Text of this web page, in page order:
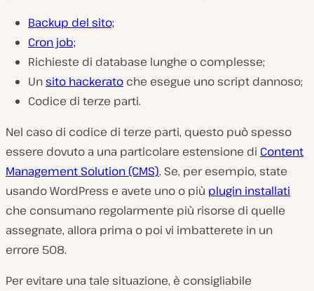
Backup del sito;
Cron job;
Richieste di database lunghe o complesse;
Unsito hackerato che esegue uno script dannoso;
Codice di terze parti.
Nel caso di codice di terze parti, questo può spesso
essere dovuto a una particolare estensione di Content
Management Solution (CMS). Se, per esempio, state
usando WordPress e avete uno o più plugin installati
che consumano regolarmente più risorse di quelle
assegnate, allora prima o poi vi imbatterete in un
errore 508.
Per evitare una tale situazione, è consigliabile